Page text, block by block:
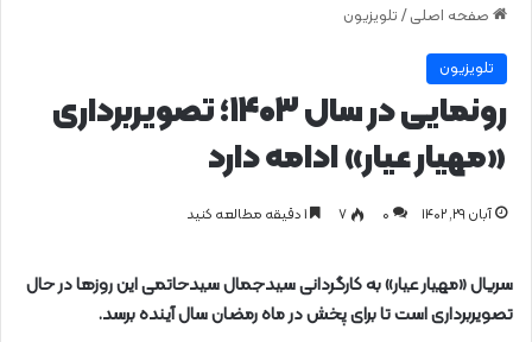
صفحه اصلی / تلویزیون
تلویزیون
رونمایی در سال ۱۴۰۳؛ تصویربرداری
«مهیار عیار» ادامه دارد
آبان ۲۹, ۱۴۰۲ 0 ۷
سریال «مهیار عیار» به کارگردانی سیدجمال سیدحاتمی این روزها در حال
تصویربرداری است تا برای پخش در ماه رمضان سال آینده برسد.